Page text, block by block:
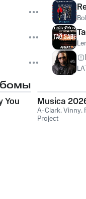
You
Musica
A-Clark,Vinny,
Project